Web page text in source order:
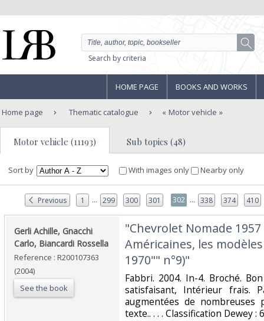
Search by criteria
HOME PAGE BOOKS AND WORKS
Home page Thematic catalogue Motor vehicle
Motor vehicle (11193) Sub topics (48)
Sort by With images only Nearby only
Previous 1 ... 299 300 301 302 ... 338 374 410
‎Gerli Achille, Gnacchi
Carlo, Biancardi Rossella‎
Reference : R200107363
(2004)
See the book
‎"Chevrolet Nomade
Américaines, les
1970"" n°9)"‎
‎Fabbri. 2004. In-4. Broché.
satisfaisant, Intérieur frais.
augmentées de nombreuses
texte.. . . . Classification Dewey :